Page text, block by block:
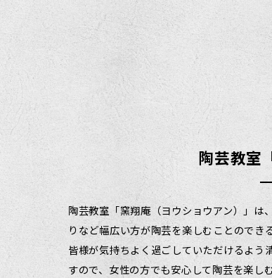
陶芸教室
陶芸教室「窯翔庵（ヨウショウアン）」は
りなど幅広い方が陶芸を楽しむことのでき
皆様が気持ちよく過ごしていただけるよう
すので、女性の方でも安心して陶芸を楽し